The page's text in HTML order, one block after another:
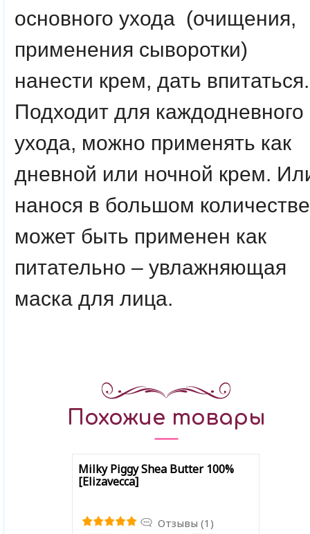
основного ухода (очищения,
применения сыворотки)
нанести крем, дать впитаться.
Подходит для каждодневного
ухода, можно применять как
дневной или ночной крем.
нанося в большом
может быть применен как
питательно – увлажняющая
маска для лица.
Похожие товары
Milky Piggy Shea Butter 100%
[Elizavecca]
Отзывы (1)